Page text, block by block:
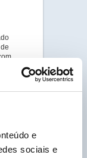
e
sociais e